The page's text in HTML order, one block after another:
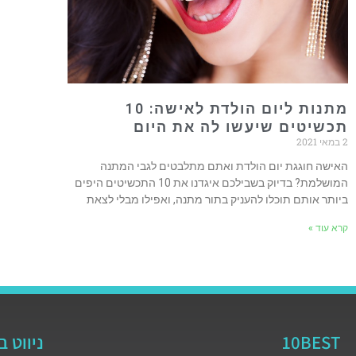
מתנות ליום הולדת לאישה: 10
תכשיטים שיעשו לה את היום
2 במאי 2021
האישה חוגגת יום הולדת ואתם מתלבטים לגבי המתנה
המושלמת? בדיוק בשבילכם איגדנו את 10 התכשיטים היפים
ביותר אותם תוכלו להעניק בתור מתנה, ואפילו מבלי לצאת
קרא עוד »
10BEST